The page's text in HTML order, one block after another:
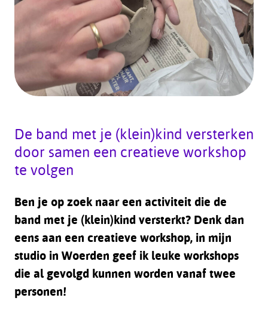
De band met je (klein)kind versterken
door samen een creatieve workshop
te volgen
Ben je op zoek naar een activiteit die de
band met je (klein)kind versterkt? Denk dan
eens aan een creatieve workshop, in mijn
studio in Woerden geef ik leuke workshops
die al gevolgd kunnen worden vanaf twee
personen!